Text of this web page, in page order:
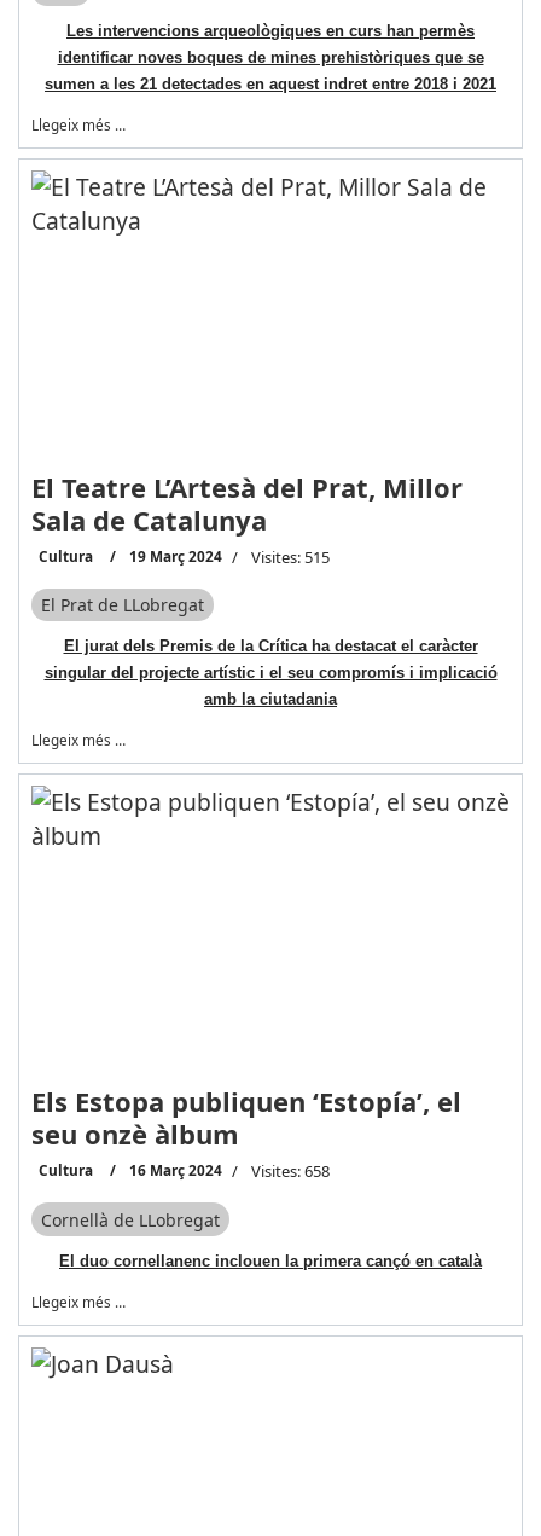
Les intervencions arqueològiques en curs han permès
identificar noves boques de mines prehistòriques que se
sumen a les 21 detectades en aquest indret entre 2018 i 2021
Llegeix més …
El Teatre L’Artesà del Prat, Millor
Sala de Catalunya
Cultura 19 Març 2024 Visites: 515
El Prat de LLobregat
El jurat dels Premis de la Crítica ha destacat el caràcter
singular del projecte artístic i el seu compromís i implicació
amb la ciutadania
Llegeix més …
Els Estopa publiquen ‘Estopía’, el
seu onzè àlbum
Cultura 16 Març 2024 Visites: 658
Cornellà de LLobregat
El duo cornellanenc inclouen la primera cançó en català
Llegeix més …